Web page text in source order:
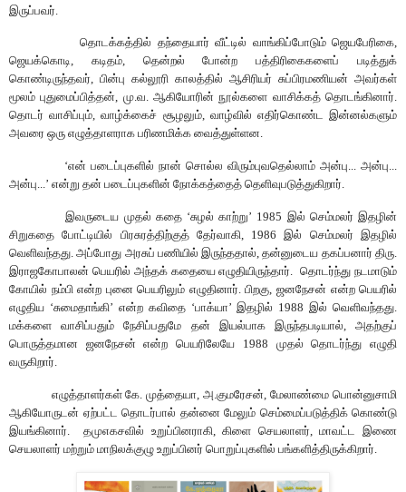
இருப்பவர்
தொடக்கத்தில் தந்தையார் வீட்டில் வாங்கிப்போடும் ஜெயபேரிகை,
ஜெயக்கொடி, கடிதம், தென்றல் போன்ற பத்திரிகைகளைப்
படித்துக்
கொண்டிருந்தவர், பின்பு கல்லூரி காலத்தில் ஆசிரியர் சுப்பிரமணியன் அவர்கள்
மூலம் புதுமைப்பித்தன், மு.வ.ஆகியோரின் நூல்களை வாசிக்கத் தொடங்கினார்.
தொடர் வாசிப்பும்,வாழ்க்கைச் சூழலும், வாழ்வில் எதிர்கொண்ட இன்னல்களும்
அவரை ஒரு எழுத்தாளராக பரிணமிக்க வைத்துள்ளன.
‘என் படைப்புகளில் நான் சொல்ல விரும்புவதெல்லாம் அன்பு...அன்பு...
அன்பு...’ என்று தன் படைப்புகளின் நோக்கத்தைத் தெளிவுபடுத்துகிறார்.
இவருடைய முதல் கதை‘சுழல் காற்று’ 1985 இல் செம்மலர் இதழின்
சிறுகதை போட்டியில் பிரசுரத்திற்குத் தேர்வாகி, 1986இல் செம்மலர்
இதழில்
வெளிவந்தது.அப்போது அரசுப் பணியில் இருந்ததால்,தன்னுடைய தகப்பனார் திரு.
இராஜகோபாலன் பெயரில் அந்தக் கதையை எழுதியிருந்தார். தொடர்ந்து நடமாடும்
கோயில் நம்பி என்ற புனை பெயரிலும் எழுதினார்.பிறகு, ஜனநேசன் என்ற பெயரில்
எழுதிய ‘சுமைதாங்கி’ என்ற கவிதை‘பாக்யா’இதழில் 1988இல் வெளிவந்தது.
மக்களை
வாசிப்பதும் நேசிப்பதுமே தன் இயல்பாக இருந்தபடியால்,அதற்குப்
பொருத்தமான
ஜனநேசன் என்ற பெயரிலேயே 1988 முதல் தொடர்ந்து
எழுதி
வருகிறார்.
எழுத்தாளர்கள் கே .முத்தையா ,அ .குமரேசன் ,மேலாண்மை பொன்னுசாமி
ஆகியோருடன் ஏற்பட்ட தொடர்பால் தன்னை மேலும் செம்மைப்படுத்திக் கொண்டு
இயங்கினார்
தமுஎகசவில் உறுப்பினராகி ,கிளை செயலாளர் ,மாவட்ட
இணை
செயலாளர் மற்றும் மாநிலக்குழு உறுப்பினர் பொறுப்புகளில் பங்களித்திருக்கிறார்